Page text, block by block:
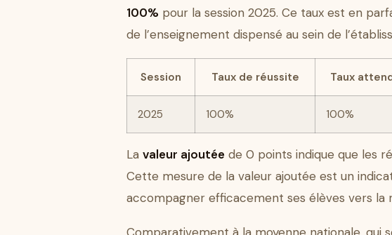
100% pour la session 2025. Ce taux est en
de l’enseignement dispensé au sein de
Session Taux de réussite Taux
2025 100% 100%
La valeur ajoutée de 0 points indique que les
Cette mesure de la valeur ajoutée est un
accompagner efficacement ses élèves vers la